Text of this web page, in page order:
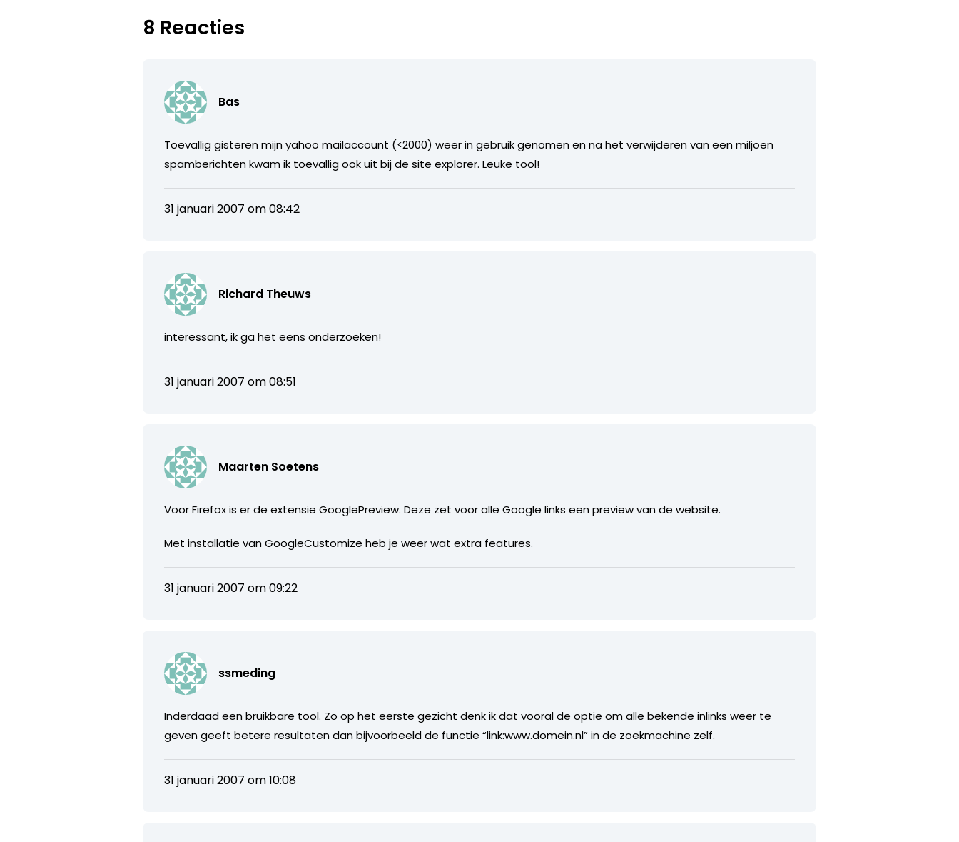
8 Reacties
Bas
Toevallig gisteren mijn yahoo mailaccount (<2000) weer in gebruik genomen en na het verwijderen van een miljoen
spamberichten kwam ik toevallig ook uit bij de site explorer. Leuke tool!
31 januari 2007 om 08:42
Richard Theuws
interessant, ik ga het eens onderzoeken!
31 januari 2007 om 08:51
Maarten Soetens
Voor Firefox is er de extensie GooglePreview. Deze zet voor alle Google links een preview van de website.
Met installatie van GoogleCustomize heb je weer wat extra features.
31 januari 2007 om 09:22
ssmeding
Inderdaad een bruikbare tool. Zo op het eerste gezicht denk ik dat vooral de optie om alle bekende inlinks weer te
geven geeft betere resultaten dan bijvoorbeeld de functie “link:www.domein.nl” in de zoekmachine zelf.
31 januari 2007 om 10:08